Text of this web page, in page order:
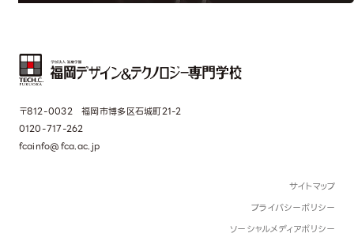
〒812-0032 福岡市博多区石城町21-2
0120-717-262
fcainfo@fca.ac.jp
サイトマップ
プライバシーポリシー
ソーシャルメディアポリシー